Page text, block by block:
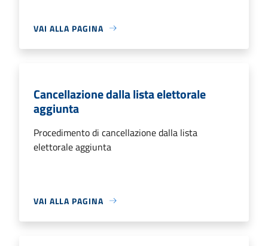
VAI ALLA PAGINA
Cancellazione dalla lista elettorale
aggiunta
Procedimento di cancellazione dalla lista
elettorale aggiunta
VAI ALLA PAGINA